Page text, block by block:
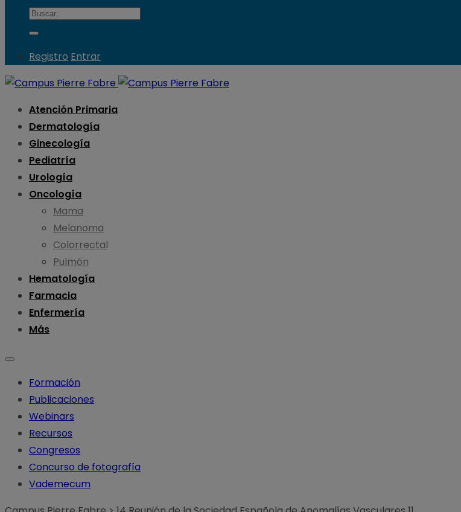
Registro Entrar
Atención Primaria
Dermatología
Ginecología
Pediatría
Urología
Oncología
Mama
Melanoma
Colorrectal
Pulmón
Hematología
Farmacia
Enfermería
Más
Formación
Publicaciones
Webinars
Recursos
Congresos
Concurso de fotografía
Vademecum